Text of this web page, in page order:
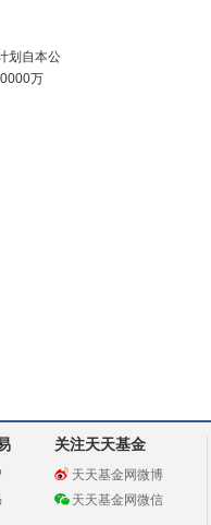
划自本公
万
关注天天基金
天天基金网微博
天天基金网微信